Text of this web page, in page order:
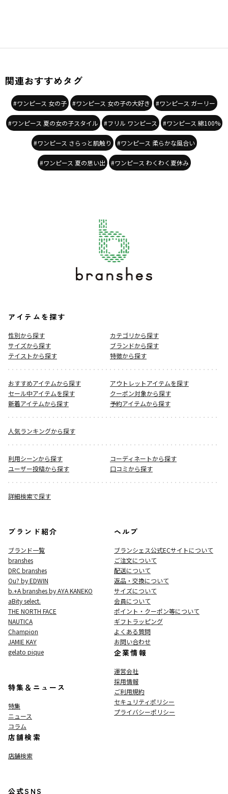
関連おすすめタグ
#ワンピース 女の子 #ワンピース 女の子の大好き #ワンピース ガーリー
#ワンピース 夏の女の子スタイル #フリル ワンピース #ワンピース 綿100%
#ワンピース さらっと肌触り #ワンピース 柔らかな風合い
#ワンピース 夏の思い出 #ワンピース わくわく夏休み
アイテムを探す
性別から探す
カテゴリから探す
サイズから探す
ブランドから探す
テイストから探す
特徴から探す
おすすめアイテムから探す
アウトレットアイテムを探す
セール中アイテムを探す
クーポン対象から探す
新着アイテムから探す
予約アイテムから探す
人気ランキングから探す
利用シーンから探す
コーディネートから探す
ユーザー投稿から探す
口コミから探す
詳細検索で探す
ブランド紹介
ブランド一覧
branshes
DRC branshes
Ou? by EDWIN
b.+A branshes by AYA KANEKO
aBity select.
THE NORTH FACE
NAUTICA
Champion
JAMIE KAY
gelato pique
特集＆ニュース
特集
ニュース
コラム
店舗検索
店舗検索
ヘルプ
ブランシェス公式ECサイトについて
ご注文について
配送について
返品・交換について
サイズについて
会員について
ポイント・クーポン等について
ギフトラッピング
よくある質問
お問い合わせ
企業情報
運営会社
採用情報
ご利用規約
セキュリティポリシー
プライバシーポリシー
公式SNS